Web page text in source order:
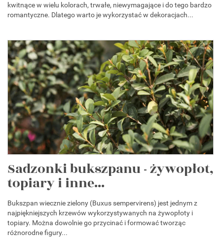
kwitnące w wielu kolorach, trwałe, niewymagające i do tego bardzo
romantyczne. Dlatego warto je wykorzystać w dekoracjach...
Sadzonki bukszpanu - żywopłot,
topiary i inne...
Bukszpan wiecznie zielony (Buxus sempervirens) jest jednym z
najpiękniejszych krzewów wykorzystywanych na żywopłoty i
topiary. Można dowolnie go przycinać i formować tworząc
różnorodne figury...